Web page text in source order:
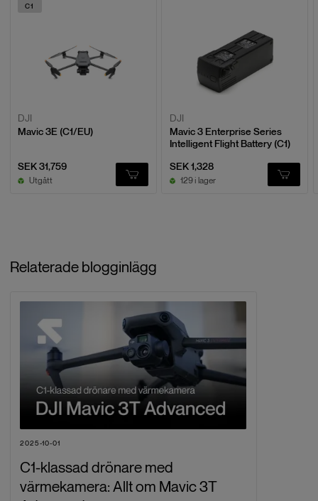
C1
DJI
Mavic 3E (C1/EU)
SEK 31,759
Utgått
DJI
Mavic 3 Enterprise Series
Intelligent Flight Battery (C1)
SEK 1,328
129 i lager
Relaterade blogginlägg
2025-10-01
C1-klassad drönare med
värmekamera: Allt om Mavic 3T